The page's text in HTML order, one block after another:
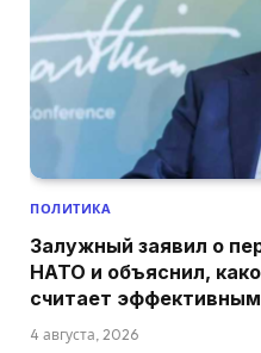
ПОЛИТИКА
Залужный заявил о
НАТО и объяснил,
считает эффективным
4 августа, 2026